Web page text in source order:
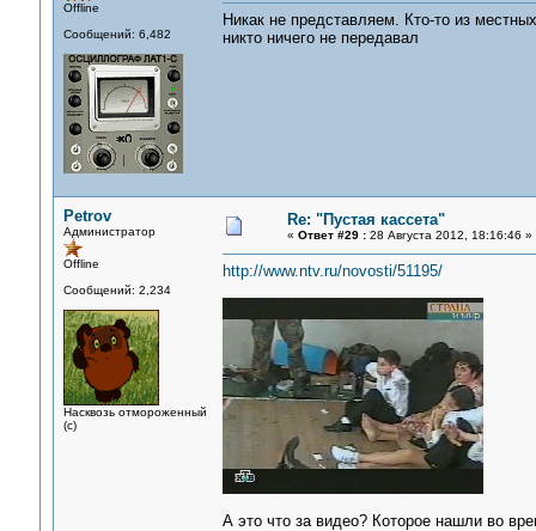
Offline
Сообщений: 6,482
Никак не представляем. Кто-то из
никто ничего не передавал
Petrov
Администратор
Offline
Сообщений: 2,234
Насквозь отмороженный
(с)
Re: "Пустая кассета"
« Ответ #29 :28 Августа 2012, 18:16:46 »
http://www.ntv.ru/novosti/51195/
А это что за видео? Которое нашли во